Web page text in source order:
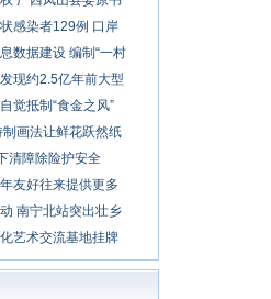
感染者129例 口岸
数据建设 编制“一村
现约2.5亿年前大型
觉抵制“食金之风”
画法让鲜花跃然纸
清障除险护安全
友好往来提供更多
南宁北站突出壮乡
艺术交流基地挂牌